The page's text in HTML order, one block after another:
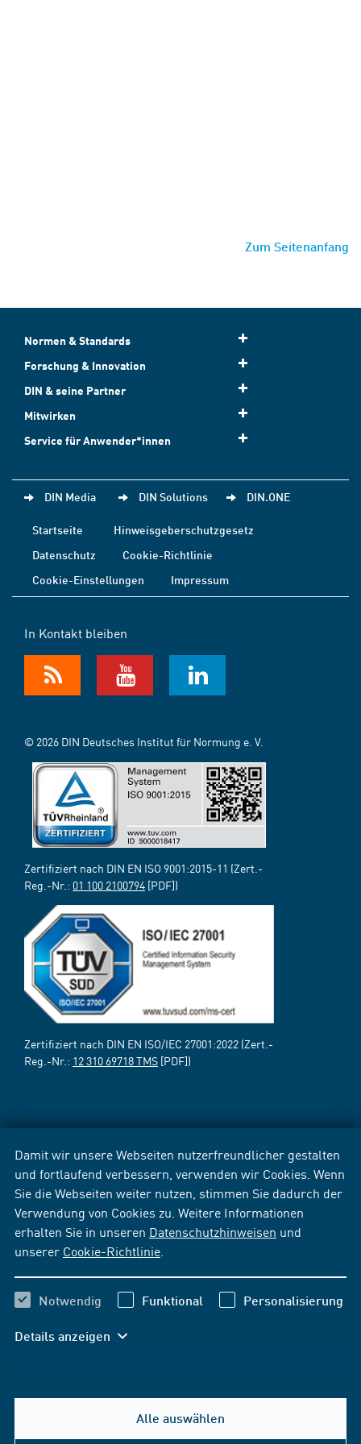
Damit wir unsere Webseiten nutzerfreundlicher gestalten
und fortlaufend verbessern, verwenden wir Cookies. Wenn
Sie die Webseiten weiter nutzen, stimmen Sie dadurch der
Verwendung von Cookies zu. Weitere Informationen
erhalten Sie in unseren Datenschutzhinweisen und
unserer Cookie-Richtlinie
Notwendig Funktional Personalisierung
Details anzeigen
Alle auswählen
Zum Seitenanfang
Normen & Standards
Forschung & Innovation
DIN & seine Partner
Mitwirken
Service für Anwender*innen
DIN Media DIN Solutions DIN.ONE
Startseite
Hinweisgeberschutzgesetz
Datenschutz
Cookie-Richtlinie
Cookie-Einstellungen
Impressum
In Kontakt bleiben
© 2026 DIN Deutsches Institut für Normung e. V.
Zertifiziert nach DIN EN ISO 9001:2015-11 (Zert.-
Reg.-Nr.: 01 100 2100794 [PDF])
Zertifiziert nach DIN EN ISO/IEC 27001:2022 (Zert.-
Reg.-Nr.: 12 310 69718 TMS [PDF])